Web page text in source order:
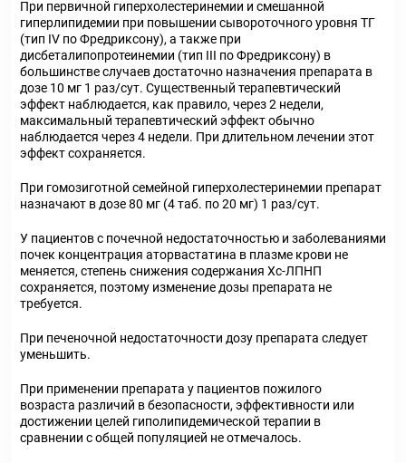
При первичной гиперхолестеринемии и смешанной
гиперлипидемии при повышении сывороточного уровня ТГ
(тип IV по Фредриксону), а также при
дисбеталипопротеинемии (тип III по Фредриксону) в
большинстве случаев достаточно назначения препарата в
дозе 10 мг 1 раз/сут. Существенный терапевтический
эффект наблюдается, как правило, через 2 недели,
максимальный терапевтический эффект обычно
наблюдается через 4 недели. При длительном лечении этот
эффект сохраняется.
При гомозиготной семейной гиперхолестеринемии препарат
назначают в дозе 80 мг (4 таб. по 20 мг) 1 раз/сут.
У пациентов с почечной недостаточностью и заболеваниями
почек концентрация аторвастатина в плазме крови не
меняется, степень снижения содержания Хс-ЛПНП
сохраняется, поэтому изменение дозы препарата не
требуется.
При печеночной недостаточности дозу препарата следует
уменьшить.
При применении препарата у пациентов пожилого
возраста различий в безопасности, эффективности или
достижении целей гиполипидемической терапии в
сравнении с общей популяцией не отмечалось.